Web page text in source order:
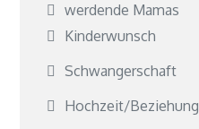
werdende Mamas
Kinderwunsch
Schwangerschaft
Hochzeit/Beziehung